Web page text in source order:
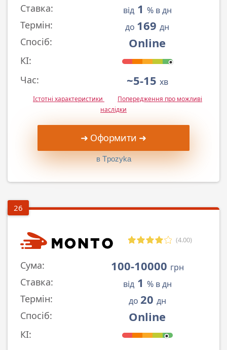
Ставка: від1 % в дн
Термін: до 169 дн
Спосіб: Online
КІ:
Час:
~5-15 хв
Істотні характеристики
Попередження про можливі
наслідки
➜ Оформити ➜
в Tpozyka
26
(4.00)
Сума: 100-10000 грн
Ставка: від1 % в дн
Термін: до 20 дн
Спосіб: Online
КІ: